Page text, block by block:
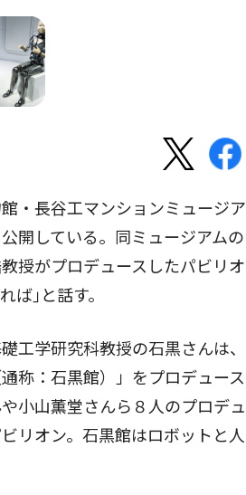
・長谷工マンションミュージ
開している。同ミュージアム
授がプロデュースしたパビリ
ば｣と話す。
工学研究科教授の石黒さんは
称：石黒館）」をプロデュー
小山薫堂さんら８人のプロデ
リオン。石黒館はロボットと